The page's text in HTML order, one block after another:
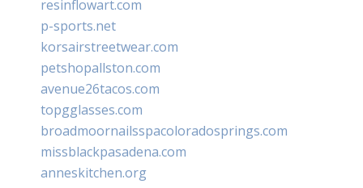
resinflowart.com
p-sports.net
korsairstreetwear.com
petshopallston.com
avenue26tacos.com
topgglasses.com
broadmoornailsspacoloradosprings.com
missblackpasadena.com
anneskitchen.org